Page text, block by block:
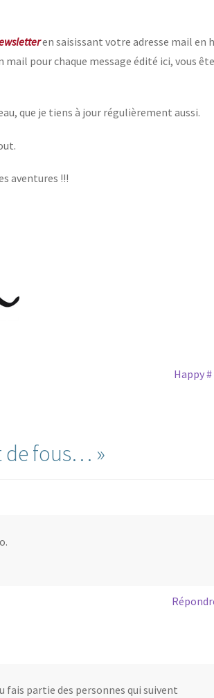
en saisissant votre adresse mail en
pour chaque message édité ici, vous
que je tiens à jour régulièrement aussi.
aventures !!!
Article
Happy #
de fous… »
fais partie des personnes qui suivent